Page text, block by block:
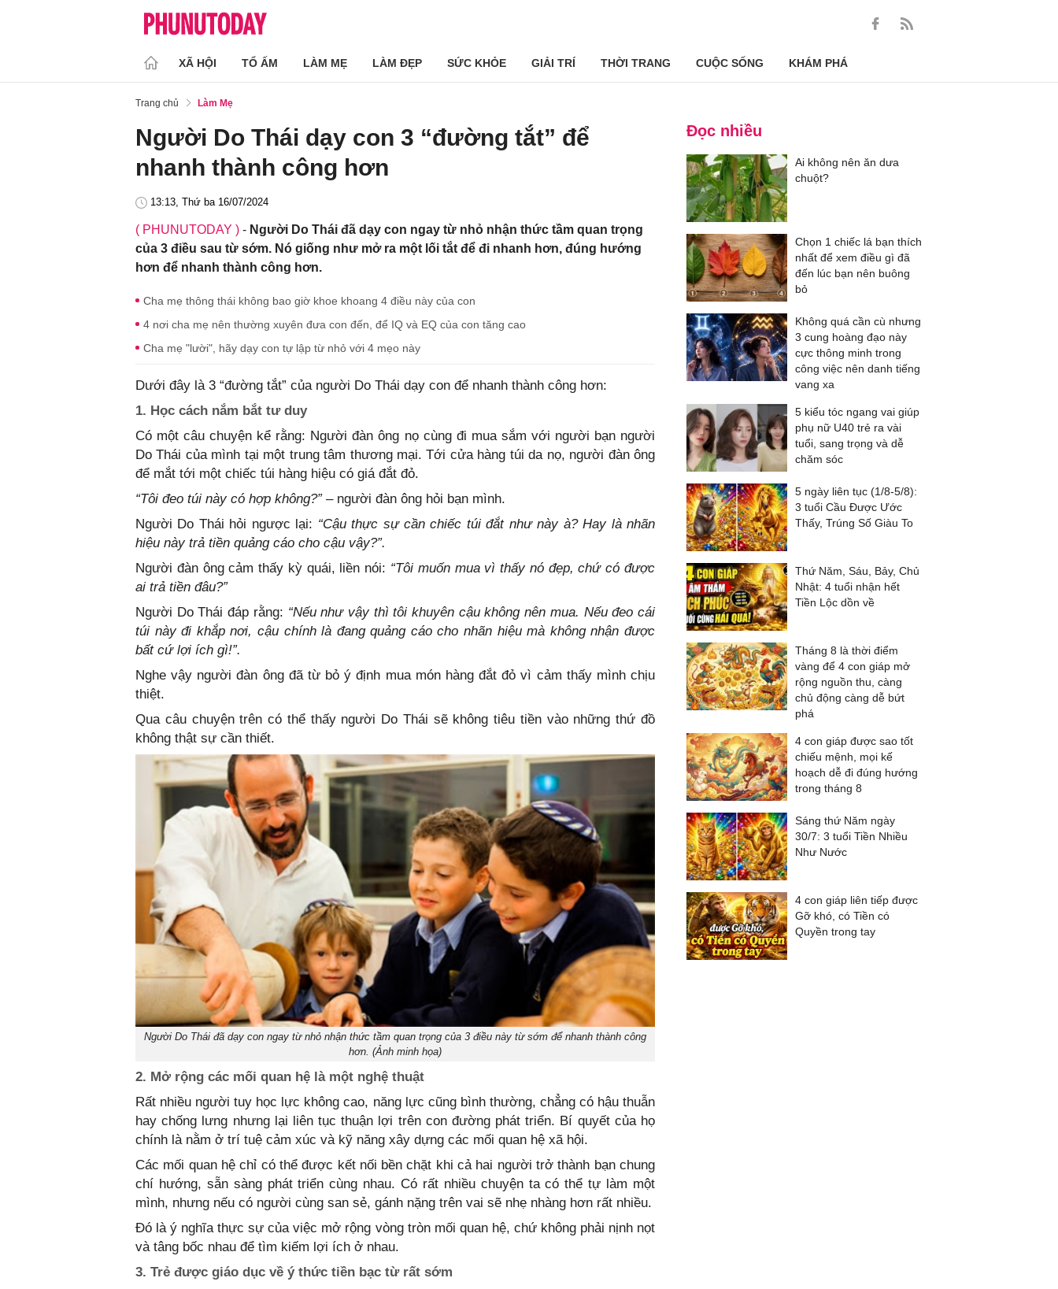
XÃ HỘI TỔ ẤM LÀM MẸ LÀM ĐẸP SỨC KHỎE GIẢI TRÍ THỜI TRANG CUỘC SỐNG KHÁM PHÁ
Trang chủ Làm Mẹ
Người Do Thái dạy con 3 “đường tắt” để
nhanh thành công hơn
13:13, Thứ ba 16/07/2024
( PHUNUTODAY ) - Người Do Thái đã dạy con ngay từ nhỏ nhận thức tầm quan trọng
của 3 điều sau từ sớm. Nó giống như mở ra một lối tắt để đi nhanh hơn, đúng hướng
hơn để nhanh thành công hơn.
Cha mẹ thông thái không bao giờ khoe khoang 4 điều này của con
4 nơi cha mẹ nên thường xuyên đưa con đến, để IQ và EQ của con tăng cao
Cha mẹ "lười", hãy dạy con tự lập từ nhỏ với 4 mẹo này
Dưới đây là 3 “đường tắt” của người Do Thái dạy con để nhanh thành công hơn:
1. Học cách nắm bắt tư duy
Có một câu chuyện kể rằng: Người đàn ông nọ cùng đi mua sắm với người bạn người
Do Thái của mình tại một trung tâm thương mại. Tới cửa hàng túi da nọ, người đàn ông
để mắt tới một chiếc túi hàng hiệu có giá đắt đỏ.
“Tôi đeo túi này có hợp không?”– người đàn ông hỏi bạn mình.
Người Do Thái hỏi ngược lại: “Cậu thực sự cần chiếc túi đắt như này à? Hay là nhãn
hiệu này trả tiền quảng cáo cho cậu vậy?”.
Người đàn ông cảm thấy kỳ quái, liền nói: “Tôi muốn mua vì thấy nó đẹp, chứ có được
ai trả tiền đâu?”
Người Do Thái đáp rằng: “Nếu như vậy thì tôi khuyên cậu không nên mua. Nếu đeo cái
túi này đi khắp nơi, cậu chính là đang quảng cáo cho nhãn hiệu mà không nhận được
bất cứ lợi ích gì!”.
Nghe vậy người đàn ông đã từ bỏ ý định mua món hàng đắt đỏ vì cảm thấy mình chịu
thiệt.
Qua câu chuyện trên có thể thấy người Do Thái sẽ không tiêu tiền vào những thứ đồ
không thật sự cần thiết.
Người Do Thái đã dạy con ngay từ nhỏ nhận thức tầm quan trọng của 3 điều này từ sớm để nhanh thành công
hơn. (Ảnh minh họa)
2. Mở rộng các mối quan hệ là một nghệ thuật
Rất nhiều người tuy học lực không cao, năng lực cũng bình thường, chẳng có hậu thuẫn
hay chống lưng nhưng lại liên tục thuận lợi trên con đường phát triển. Bí quyết của họ
chính là nằm ở trí tuệ cảm xúc và kỹ năng xây dựng các mối quan hệ xã hội.
Các mối quan hệ chỉ có thể được kết nối bền chặt khi cả hai người trở thành bạn chung
chí hướng, sẵn sàng phát triển cùng nhau. Có rất nhiều chuyện ta có thể tự làm một
mình, nhưng nếu có người cùng san sẻ, gánh nặng trên vai sẽ nhẹ nhàng hơn rất nhiều.
Đó là ý nghĩa thực sự của việc mở rộng vòng tròn mối quan hệ, chứ không phải nịnh nọt
và tâng bốc nhau để tìm kiếm lợi ích ở nhau.
3. Trẻ được giáo dục về ý thức tiền bạc từ rất sớm
Đọc nhiều
Ai không nên ăn dưa
chuột?
Chọn 1 chiếc lá bạn thích
nhất để xem điều gì đã
đến lúc bạn nên buông
bỏ
Không quá cần cù nhưng
3 cung hoàng đạo này
cực thông minh trong
công việc nên danh tiếng
vang xa
5 kiểu tóc ngang vai giúp
phụ nữ U40 trẻ ra vài
tuổi, sang trọng và dễ
chăm sóc
5 ngày liên tục (1/8-5/8):
3 tuổi Cầu Được Ước
Thấy, Trúng Số Giàu To
Thứ Năm, Sáu, Bảy, Chủ
Nhật: 4 tuổi nhận hết
Tiền Lộc dồn về
Tháng 8 là thời điểm
vàng để 4 con giáp mở
rộng nguồn thu, càng
chủ động càng dễ bứt
phá
4 con giáp được sao tốt
chiếu mệnh, mọi kế
hoạch dễ đi đúng hướng
trong tháng 8
Sáng thứ Năm ngày
30/7: 3 tuổi Tiền Nhiều
Như Nước
4 con giáp liên tiếp được
Gỡ khó, có Tiền có
Quyền trong tay